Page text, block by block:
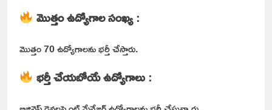
మొత్తం ఉద్యోగాల సంఖ్య:
మొత్తం 70 ఉద్యోగాలను భర్తీ చేస్తారు.
భర్తీ చేయబోయే ఉద్యోగాలు: